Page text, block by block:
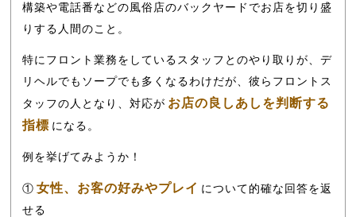
構築や電話番などの風俗店のバックヤードでお店を切り盛
りする人間のこと。
特にフロント業務をしているスタッフとのやり取りが、デ
リヘルでもソープでも多くなるわけだが、彼らフロントス
タッフの人となり、対応が お店の良しあしを判断する
指標 になる。
例を挙げてみようか！
① 女性、お客の好みやプレイ について的確な回答を返
せる